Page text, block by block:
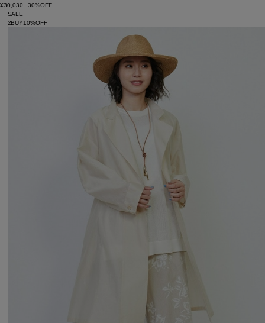
¥30,030
30%OFF
SALE
2BUY10%OFF